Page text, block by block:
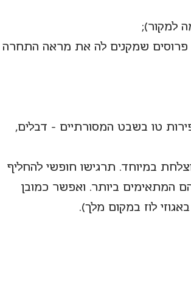
למקור);
פרוסים שמקנים לה את מראה התחרה
טו בשבט המסורתיים - דבלים,
במיוחד. תרגישו חופשי להחליף
המתאימים ביותר. ואפשר כמובן
לוז במקום מלך).